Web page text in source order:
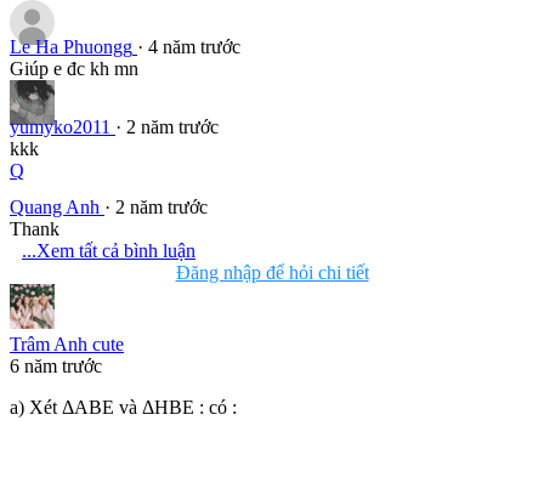
Le Ha Phuongg · 4 năm trước
Giúp e đc kh mn
yumyko2011 · 2 năm trước
kkk
Q
Quang Anh · 2 năm trước
Thank
...Xem tất cả bình luận
Đăng nhập để hỏi chi tiết
Trâm Anh cute
6 năm trước
a) Xét ΔABE và ΔHBE : có :